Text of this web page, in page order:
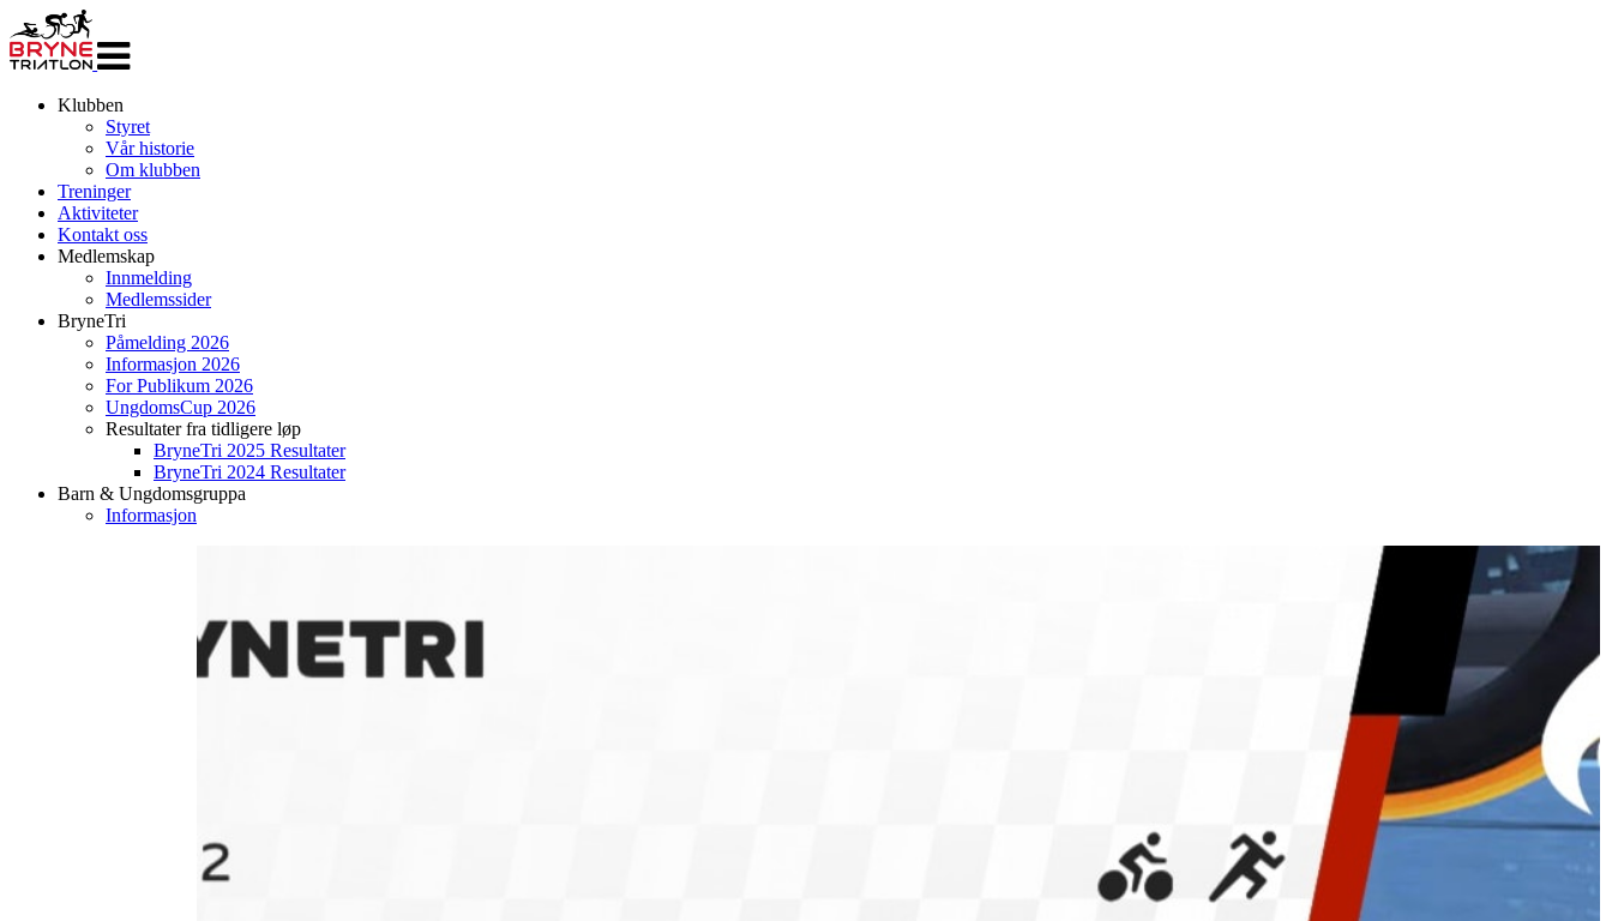
navigasjon
Klubben
Styret
Vår historie
Om klubben
Treninger
Aktiviteter
Kontakt oss
Medlemskap
Innmelding
Medlemssider
BryneTri
Påmelding 2026
Informasjon 2026
For Publikum 2026
UngdomsCup 2026
Resultater fra tidligere løp
BryneTri 2025 Resultater
BryneTri 2024 Resultater
Barn & Ungdomsgruppa
Informasjon